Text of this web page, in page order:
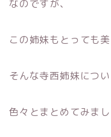
なのですが、
この姉妹もとっても
そんな寺西姉妹につ
色々とまとめてみま